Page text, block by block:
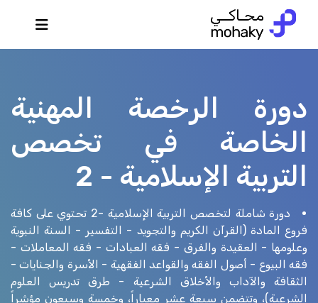
دورة الرخصة المهنية
الخاصة في تخصص
التربية الإسلامية - 2
دورة شاملة لتخصص التربية الإسلامية -2 تحتوي على كافة
فروع المادة (القرآن الكريم والتجويد - التفسير - السنة النبوية
وعلومها - العقيدة والفرق - فقه العبادات - فقه المعاملات -
فقه البيوع - أصول الفقه والقواعد الفقهية - الأسرة والجنايات -
الثقافة والآداب والأخلاق الشرعية - طرق تدريس العلوم
الشرعية)، وتتضمن سبعة عشر معياراً، وخمسة وسبعون مؤشراً